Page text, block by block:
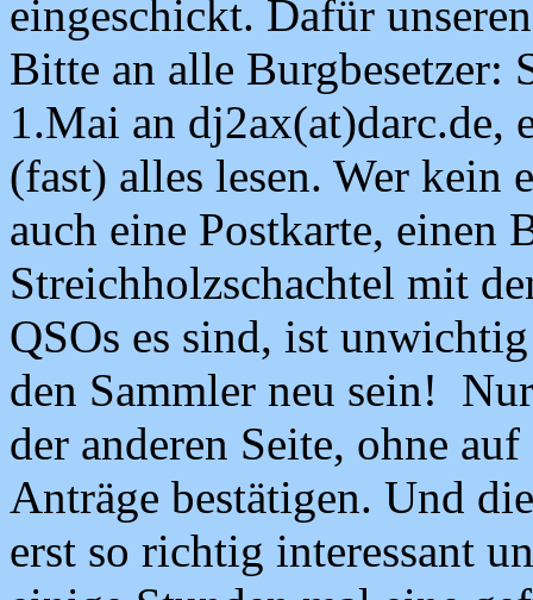
eingeschickt. Dafür
Bitte an alle
1.Mai an dj2ax(at)darc.de,
(fast) alles lesen. Wer kein
auch eine Postkarte, einen
Streichholzschachtel mit
QSOs es sind, ist
den Sammler neu sein!
der anderen Seite, ohne
Anträge bestätigen. Und
erst so richtig interessant